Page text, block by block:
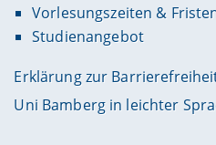
Vorlesungszeiten &
Studienangebot
Erklärung zur
Uni Bamberg in leichter